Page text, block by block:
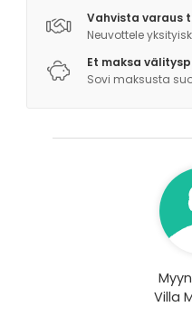
Vahvista varaus
Neuvottele
Et maksa
Sovi maksusta
Villa